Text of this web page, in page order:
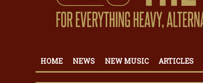
HOME NEWS NEW MUSIC ARTICLES